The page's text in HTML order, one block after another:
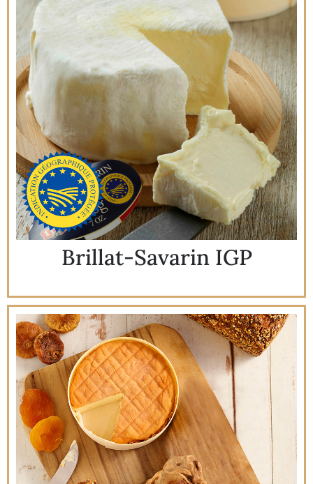
Brillat-Savarin IGP